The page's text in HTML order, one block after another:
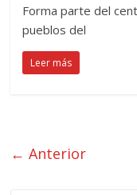
Forma parte del
pueblos del
Leer más
← Anterior